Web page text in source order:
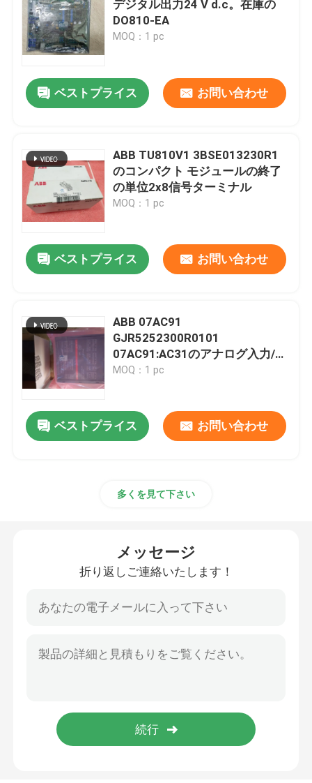
アレン ブラッドリー モジュール
エマーソンのデルタV DCS
フォクスバロの部品
Westinghouseの大喝采
横川町モジュール
Hima PLC
Siemens モジュール
BRモジュール
Venable Instruments
デジタル出力24 V d.c。在庫の
DO810-EA
MOQ：1 pc
ベストプライス お問い合わせ
ABB TU810V1 3BSE013230R1
のコンパクト モジュールの終了
の単位2x8信号ターミナル
MOQ：1 pc
ベストプライス お問い合わせ
ABB 07AC91
GJR5252300R0101
07AC91:AC31のアナログ入力/出
力モジュール8AC、24VDC、
MOQ：1 pc
ベストプライス お問い合わせ
多くを見て下さい
メッセージ
折り返しご連絡いたします！